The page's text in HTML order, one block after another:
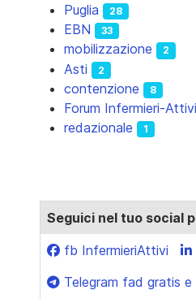
Puglia 28
EBN 33
mobilizzazione 2
Asti 2
contenzione 8
Forum Infermieri-Attivi
redazionale 1
Seguici nel tuo social
fb InfermieriAttivi
Telegram fad gratis e